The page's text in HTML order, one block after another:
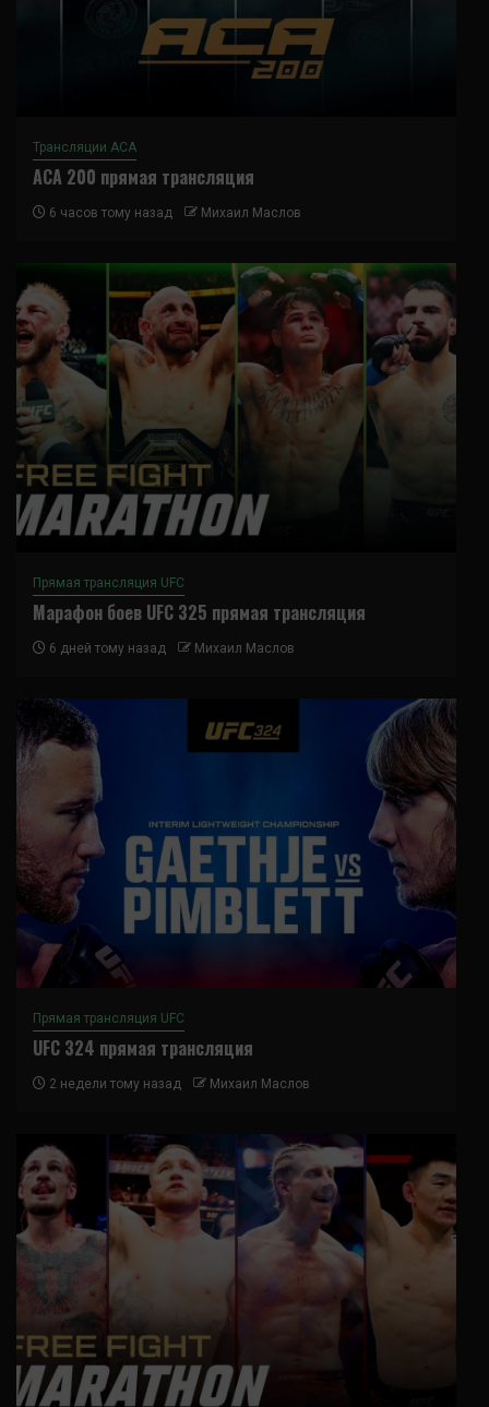
Трансляции ACA
ACA 200 прямая трансляция
6 часов тому назад Михаил Маслов
Прямая трансляция UFC
Марафон боев UFC 325 прямая трансляция
6 дней тому назад Михаил Маслов
Прямая трансляция UFC
UFC 324 прямая трансляция
2 недели тому назад Михаил Маслов